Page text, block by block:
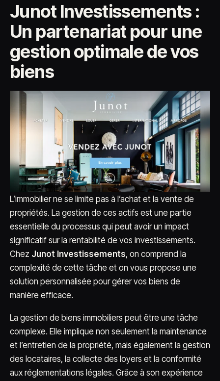
Junot Investissements :
Un partenariat pour une
gestion optimale de vos
biens
L’immobilier ne se limite pas à l’achat et la vente de
propriétés. La gestion de ces actifs est une partie
essentielle du processus qui peut avoir un impact
significatif sur la rentabilité de vos investissements.
Chez Junot Investissements, on comprend la
complexité de cette tâche et on vous propose une
solution personnalisée pour gérer vos biens de
manière efficace.
La gestion de biens immobiliers peut être une tâche
complexe. Elle implique non seulement la maintenance
et l’entretien de la propriété, mais également la gestion
des locataires, la collecte des loyers et la conformité
aux réglementations légales. Grâce à son expérience